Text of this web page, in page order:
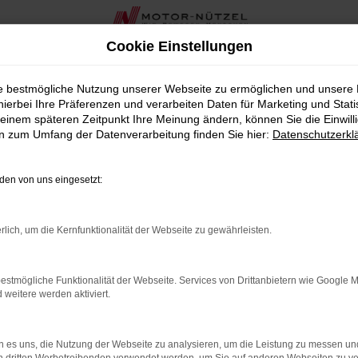
bei Motor-
ein hochwertiges Fahrzeug zu einem hervorragenden
durch ihre Zuverlässigkeit und erstklassige Ausstattung
mit umfassender Beratung und Unterstützung rund um
und beantwortet alle Ihre Fragen zu unseren VW ID.7
Sie bei uns von zusätzlichen Services wie
VW ID.7 Gebrauchtwagen.
ID.7 Gebrauchtwagen die ideale Wahl für Sie ist. Wir freuen
Cookie Einstellungen
bestmögliche Nutzung unserer Webseite zu ermöglichen und unsere
Ihre Präferenzen und verarbeiten Daten für Marketing und
späteren Zeitpunkt Ihre Meinung ändern, können Sie die
zum Umfang der Datenverarbeitung finden Sie hier:
von uns eingesetzt:
um die Kernfunktionalität der Webseite zu gewährleisten.
Funktionalität der Webseite. Services von Drittanbietern wie Google
weitere werden aktiviert.
es uns, die Nutzung der Webseite zu analysieren, um die Leistung zu messen